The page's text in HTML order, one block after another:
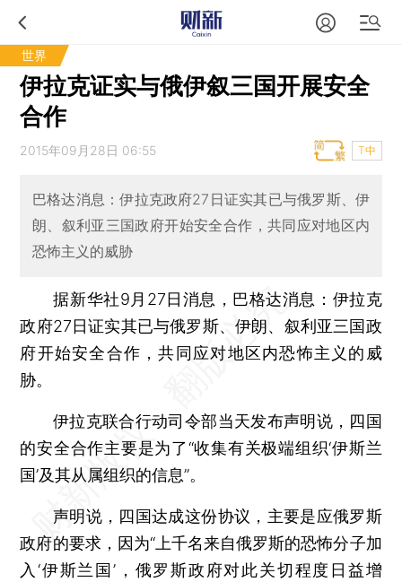
世界
伊拉克证实与俄伊叙三国开展安全
合作
2015年09月28日 06:55 T中
巴格达消息：伊拉克政府27日证实其已与俄罗斯、伊
朗、叙利亚三国政府开始安全合作，共同应对地区内
恐怖主义的威胁
据新华社9月27日消息，巴格达消息：伊拉克
政府27日证实其已与俄罗斯、伊朗、叙利亚三国政
府开始安全合作，共同应对地区内恐怖主义的威
胁。
伊拉克联合行动司令部当天发布声明说，四国
的安全合作主要是为了“收集有关极端组织‘伊斯兰
国’及其从属组织的信息”。
声明说，四国达成这份协议，主要是应俄罗斯
政府的要求，因为“上千名来自俄罗斯的恐怖分子加
入‘伊斯兰国’，俄罗斯政府对此关切程度日益增